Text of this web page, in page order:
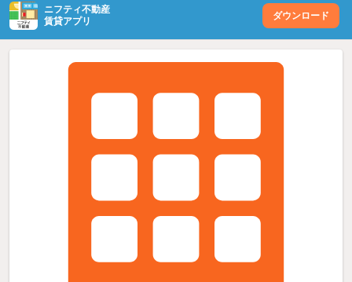
ニフティ不動産
賃貸アプリ
ダウンロード